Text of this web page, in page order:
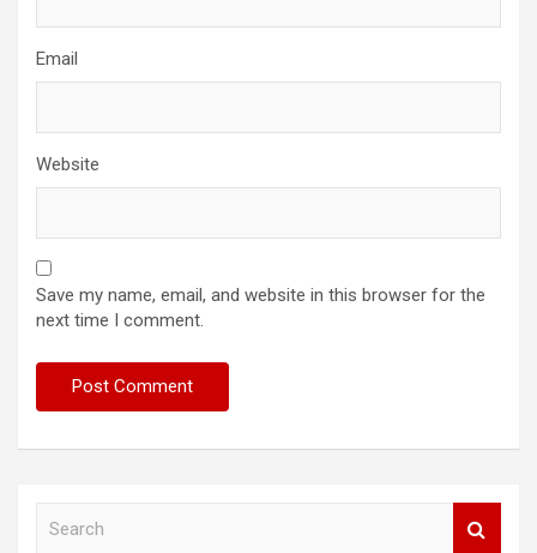
Email
Website
Save my name, email, and website in this browser for the
next time I comment.